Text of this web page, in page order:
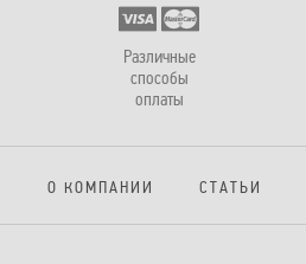
Различные
способы
оплаты
О КОМПАНИИ СТАТЬИ